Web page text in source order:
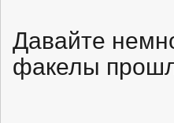
Давайте
факелы